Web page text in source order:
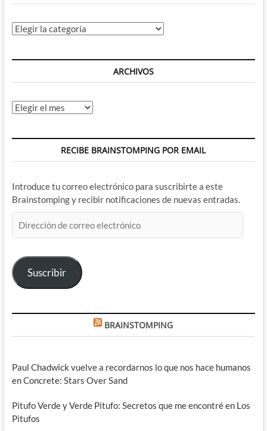
Categorías
ARCHIVOS
Archivos
RECIBE BRAINSTOMPING POR EMAIL
Introduce tu correo electrónico para suscribirte a este
Brainstomping y recibir notificaciones de nuevas entradas.
de
electrónico
Suscribir
BRAINSTOMPING
Paul Chadwick vuelve a recordarnos lo que nos hace humanos
en Concrete: Stars Over Sand
Pitufo Verde y Verde Pitufo: Secretos que me encontré en Los
Pitufos